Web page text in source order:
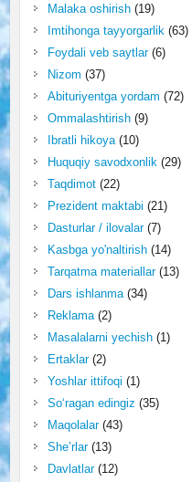
Malaka oshirish(19)
Imtihonga tayyorgarlik (63)
Foydali veb saytlar(6)
Nizom (37)
Abituriyentga yordam (72)
Ommalashtirish(9)
Ibratli hikoya(10)
Huquqiy savodxonlik (29)
Taqdimot(22)
Prezident maktabi (21)
Dasturlar / ilovalar(7)
Kasbga yo'naltirish(14)
Tarqatma materiallar(13)
Dars ishlanma(34)
Reklama(2)
Masalalarni yechish(1)
Ertaklar(2)
Yoshlar ittifoqi (1)
So‘ragan edingiz (35)
Maqolalar(43)
She’rlar(13)
Davlatlar(12)